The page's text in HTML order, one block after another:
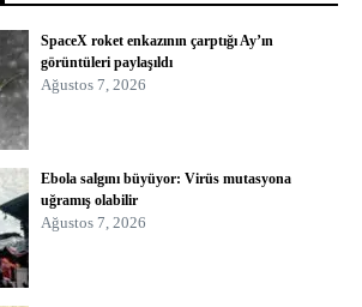
SpaceX roket enkazının çarptığı Ay’ın
görüntüleri paylaşıldı
Ağustos 7, 2026
Ebola salgını büyüyor: Virüs mutasyona
uğramış olabilir
Ağustos 7, 2026